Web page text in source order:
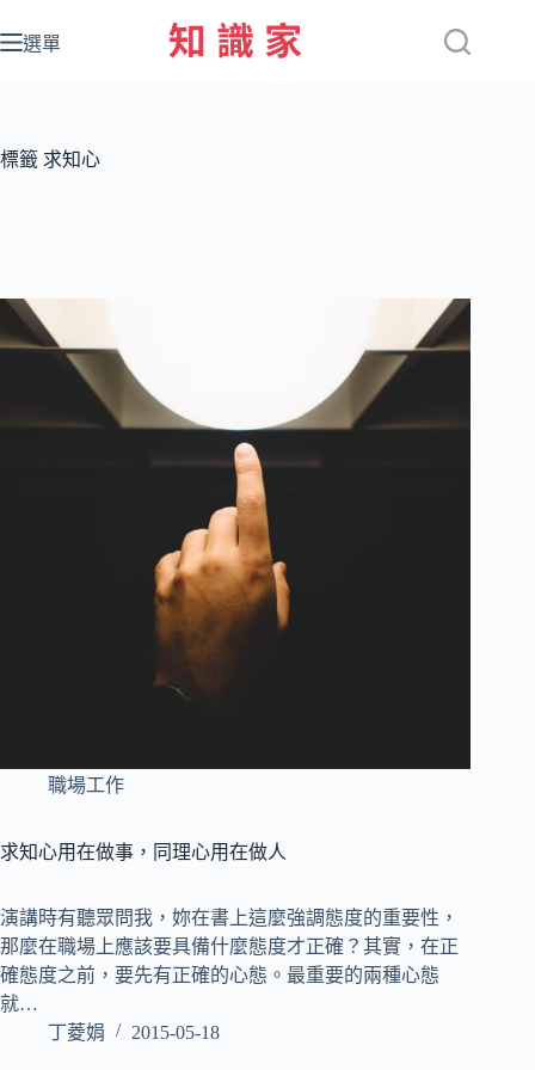
至
容
選單
標籤 求知心
職場工作
求知心用在做事，同理心用在做人
演講時有聽眾問我，妳在書上這麼強調態度的重要性，
那麼在職場上應該要具備什麼態度才正確？其實，在正
確態度之前，要先有正確的心態。最重要的兩種心態
就…
丁菱娟
2015-05-18